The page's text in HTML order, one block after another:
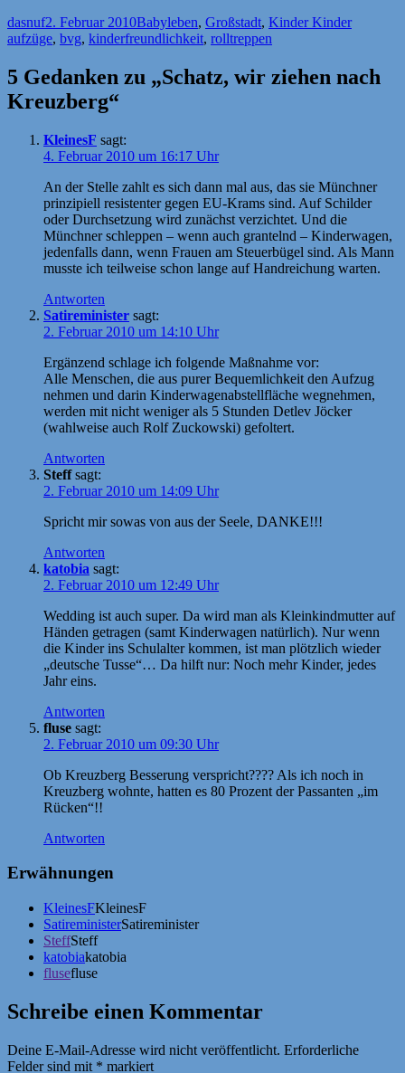
Autor
dasnufVeröffentlicht
am
2. Februar 2010Kategorien
Babyleben, Großstadt, Kinder Kinder
aufzüge, bvg, kinderfreundlichkeit, rolltreppen
5 Gedanken zu „Schatz, wir ziehen nach
Kreuzberg“
KleinesF sagt:
4. Februar 2010 um 16:17 Uhr
An der Stelle zahlt es sich dann mal aus, das sie Münchner
prinzipiell resistenter gegen EU-Krams sind. Auf Schilder
oder Durchsetzung wird zunächst verzichtet. Und die
Münchner schleppen – wenn auch grantelnd – Kinderwagen,
jedenfalls dann, wenn Frauen am Steuerbügel sind. Als Mann
musste ich teilweise schon lange auf Handreichung warten.
Antworten
Satireminister sagt:
2. Februar 2010 um 14:10 Uhr
Ergänzend schlage ich folgende Maßnahme vor:
Alle Menschen, die aus purer Bequemlichkeit den Aufzug
nehmen und darin Kinderwagenabstellfläche wegnehmen,
werden mit nicht weniger als 5 Stunden Detlev Jöcker
(wahlweise auch Rolf Zuckowski) gefoltert.
Antworten
Steff sagt:
2. Februar 2010 um 14:09 Uhr
Spricht mir sowas von aus der Seele, DANKE!!!
Antworten
katobia sagt:
2. Februar 2010 um 12:49 Uhr
Wedding ist auch super. Da wird man als Kleinkindmutter auf
Händen getragen (samt Kinderwagen natürlich). Nur wenn
die Kinder ins Schulalter kommen, ist man plötzlich wieder
„deutsche Tusse“… Da hilft nur: Noch mehr Kinder, jedes
Jahr eins.
Antworten
fluse sagt:
2. Februar 2010 um 09:30 Uhr
Ob Kreuzberg Besserung verspricht???? Als ich noch in
Kreuzberg wohnte, hatten es 80 Prozent der Passanten „im
Rücken“!!
Antworten
Erwähnungen
KleinesFKleinesF
SatireministerSatireminister
SteffSteff
katobiakatobia
flusefluse
Schreibe einen Kommentar
Deine E-Mail-Adresse wird nicht veröffentlicht. Erforderliche
Felder sind mit * markiert